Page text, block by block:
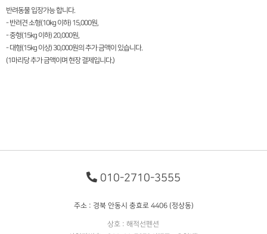
반려동물 입장가능 합니다.
- 반려견 소형(10kg 이하) 15,000원,
- 중형(15kg 이하) 20,000원,
- 대형(15kg 이상) 30,000원의 추가 금액이 있습니다.
(1마리당 추가 금액이며 현장 결제입니다.)
010-2710-3555
주소 : 경북 안동시 충효로 4406 (정상동)
상호 : 해적선펜션